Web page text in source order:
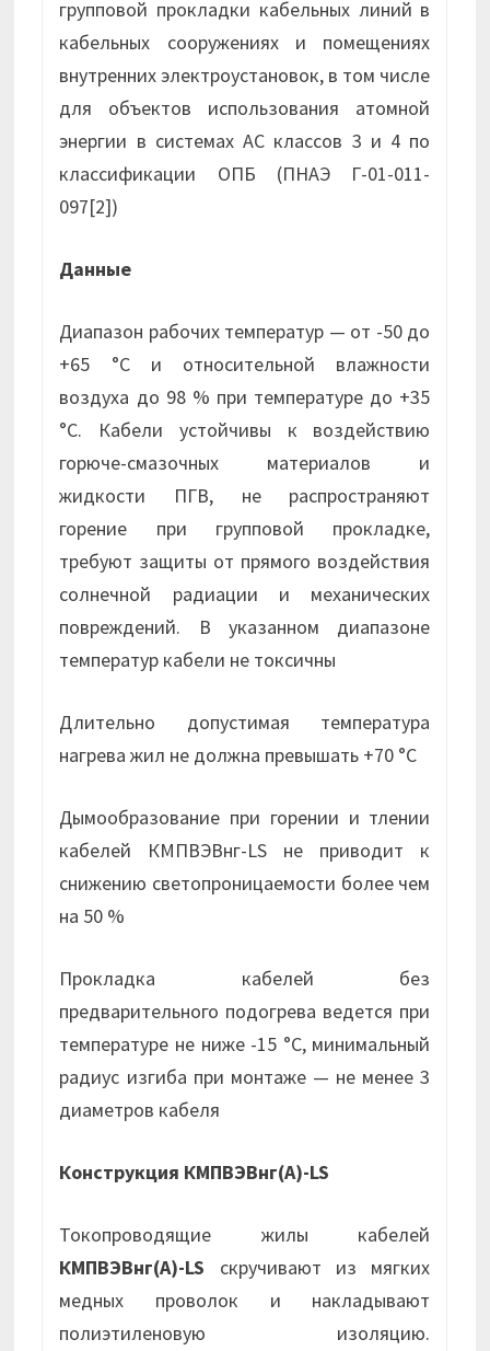
групповой прокладки кабельных линий в
кабельных сооружениях и помещениях
внутренних электроустановок, в том числе
для объектов использования атомной
энергии в системах АС классов 3 и 4 по
классификации ОПБ (ПНАЭ Г-01-011-
097[2])
Данные
Диапазон рабочих температур — от -50 до
+65 °С и относительной влажности
воздуха до 98 % при температуре до +35
°С. Кабели устойчивы к воздействию
горюче-смазочных материалов и
жидкости ПГВ, не распространяют
горение при групповой прокладке,
требуют защиты от прямого воздействия
солнечной радиации и механических
повреждений. В указанном диапазоне
температур кабели не токсичны
Длительно допустимая температура
нагрева жил не должна превышать +70 °С
Дымообразование при горении и тлении
кабелей КМПВЭВнг-LS не приводит к
снижению светопроницаемости более чем
на 50 %
Прокладка кабелей без
предварительного подогрева ведется при
температуре не ниже -15 °С, минимальный
радиус изгиба при монтаже — не менее 3
диаметров кабеля
Конструкция КМПВЭВнг(А)-LS
Токопроводящие жилы кабелей
КМПВЭВнг(А)-LS скручивают из мягких
медных проволок и накладывают
полиэтиленовую изоляцию.